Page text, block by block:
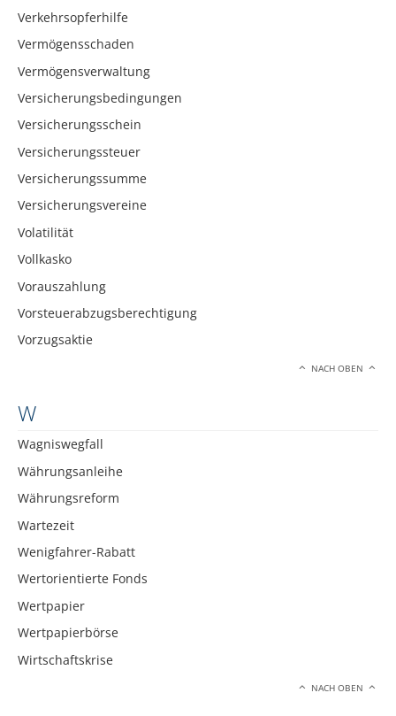
Verkehrsopferhilfe
Vermögensschaden
Vermögensverwaltung
Versicherungsbedingungen
Versicherungsschein
Versicherungssteuer
Versicherungssumme
Versicherungsvereine
Volatilität
Vollkasko
Vorauszahlung
Vorsteuerabzugsberechtigung
Vorzugsaktie
NACH OBEN
W
Wagniswegfall
Währungsanleihe
Währungsreform
Wartezeit
Wenigfahrer-Rabatt
Wertorientierte Fonds
Wertpapier
Wertpapierbörse
Wirtschaftskrise
NACH OBEN